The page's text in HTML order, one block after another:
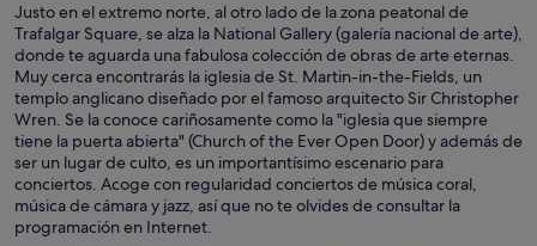
Justo en el extremo norte, al otro lado de la zona peatonal de
Trafalgar Square, se alza la National Gallery (galería nacional de arte),
donde te aguarda una fabulosa colección de obras de arte eternas.
Muy cerca encontrarás la iglesia de St. Martin-in-the-Fields, un
templo anglicano diseñado por el famoso arquitecto Sir Christopher
Wren. Se la conoce cariñosamente como la "iglesia que siempre
tiene la puerta abierta" (Church of the Ever Open Door) y además de
ser un lugar de culto, es un importantísimo escenario para
conciertos. Acoge con regularidad conciertos de música coral,
música de cámara y jazz, así que no te olvides de consultar la
programación en Internet.